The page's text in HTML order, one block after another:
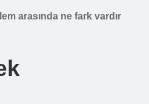
arasında ne fark vardır